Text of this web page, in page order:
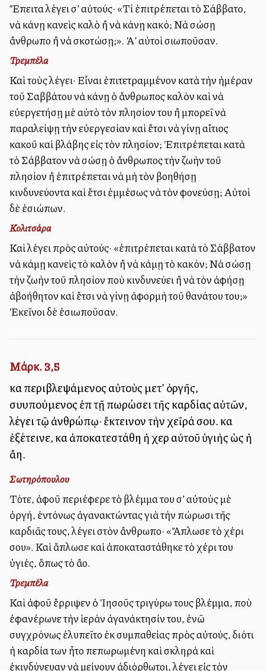
Ἔπειτα λέγει σ’ αὐτούς· «Τί ἐπιτρέπεται τὸ Σάββατο,
νὰ κάνῃ κανεὶς καλὸ ἢ νὰ κάνῃ κακό; Νὰ σώσῃ
ἄνθρωπο ἢ νὰ σκοτώσῃ;». Ἀλλ’ αὐτοὶ σιωποῦσαν.
Τρεμπέλα
Καὶ τοὺς λέγει· Εἶναι ἐπιτετραμμένον κατὰ τὴν ἡμέραν
τοῦ Σαββάτου νὰ κάνῃ ὁ ἄνθρωπος καλὸν καὶ νὰ
εὐεργετήσῃ μὲ αὐτὸ τὸν πλησίον του ἢ μπορεῖ νὰ
παραλείψῃ τὴν εὐεργεσίαν καὶ ἔτσι νὰ γίνῃ αἴτιος
κακοῦ καὶ βλάβης εἰς τὸν πλησίον; Ἐπιτρέπεται κατὰ
τὸ Σάββατον νὰ σώσῃ ὁ ἄνθρωπος τὴν ζωὴν τοῦ
πλησίον ἢ ἐπιτρέπεται νὰ μὴ τὸν βοηθήσῃ
κινδυνεύοντα καὶ ἔτσι ἐμμέσως νὰ τὸν φονεύσῃ; Αὐτοὶ
δὲ ἐσιώπων.
Κολιτσάρα
Καὶ λέγει πρὸς αὐτούς· «ἐπιτρέπεται κατὰ τὸ Σάββατον
νὰ κάμῃ κανεὶς τὸ καλὸν ἢ νὰ κάμῃ τὸ κακόν; Νὰ σώσῃ
τὴν ζωὴν τοῦ πλησίον ποὺ κινδυνεύει ἢ νὰ τὸν ἀφήσῃ
ἀβοήθητον καὶ ἔτσι νὰ γίνῃ ἀφορμὴ τοῦ θανάτου του;»
Ἐκεῖνοι δὲ ἐσιωποῦσαν.
Μάρκ. 3,5
καὶ περιβλεψάμενος αὐτοὺς μετ’ ὀργῆς,
συλλυπούμενος ἐπὶ τῇ πωρώσει τῆς καρδίας αὐτῶν,
λέγει τῷ ἀνθρώπῳ· ἔκτεινον τὴν χεῖρά σου. καὶ
ἐξέτεινε, καὶ ἀποκατεστάθη ἡ χεὶρ αὐτοῦ ὑγιὴς ὡς ἡ
ἄλλη.
Σωτηρόπουλου
Τότε, ἀφοῦ περιέφερε τὸ βλέμμα του σ’ αὐτοὺς μὲ
ὀργή, ἐντόνως ἀγανακτώντας γιὰ τὴν πώρωσι τῆς
καρδιᾶς τους, λέγει στὸν ἄνθρωπο· «Ἅπλωσε τὸ χέρι
σου». Καὶ ἅπλωσε καὶ ἀποκαταστάθηκε τὸ χέρι του
ὑγιές, ὅπως τὸ ἄλλο.
Τρεμπέλα
Καὶ ἀφοῦ ἔρριψεν ὁ Ἰησοῦς τριγύρω τους βλέμμα, ποὺ
ἐφανέρωνε τὴν ἱερὰν ἀγανάκτησίν του, ἐνῶ
συγχρόνως ἐλυπεῖτο ἐκ συμπαθείας πρὸς αὐτούς, διότι
ἡ καρδία των ἦτο πεπωρωμένη καὶ σκληρὰ καὶ
ἐκινδύνευαν νὰ μείνουν ἀδιόρθωτοι, λέγει εἰς τὸν